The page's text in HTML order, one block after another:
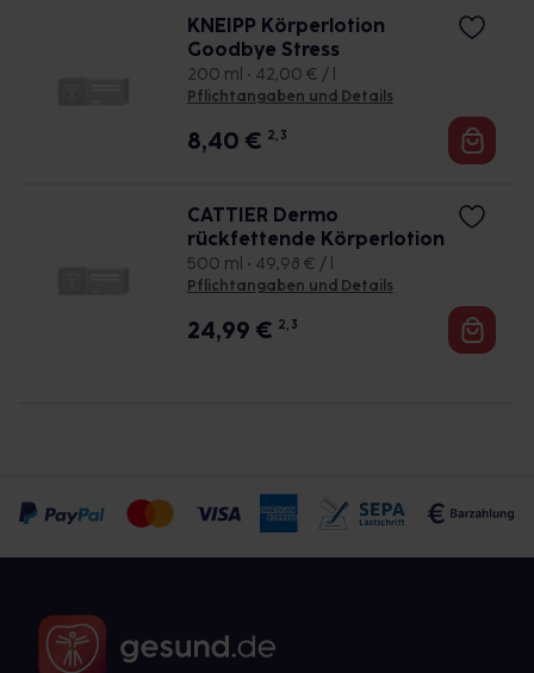
KNEIPP Körperlotion
Goodbye Stress
200 ml • 42,00 € / l
Pflichtangaben und Details
8,40 € 2, 3
CATTIER Dermo
rückfettende Körperlotion
500 ml • 49,98 € / l
Pflichtangaben und Details
24,99 € 2, 3